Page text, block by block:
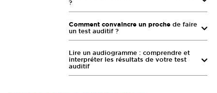
?
Comment convaincre un proche de faire
un test auditif ?
Lire un audiogramme : comprendre et
interpréter les résultats de votre test
auditif